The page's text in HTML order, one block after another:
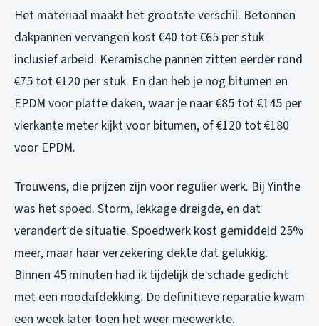
Het materiaal maakt het grootste verschil. Betonnen
dakpannen vervangen kost €40 tot €65 per stuk
inclusief arbeid. Keramische pannen zitten eerder rond
€75 tot €120 per stuk. En dan heb je nog bitumen en
EPDM voor platte daken, waar je naar €85 tot €145 per
vierkante meter kijkt voor bitumen, of €120 tot €180
voor EPDM.
Trouwens, die prijzen zijn voor regulier werk. Bij Yinthe
was het spoed. Storm, lekkage dreigde, en dat
verandert de situatie. Spoedwerk kost gemiddeld 25%
meer, maar haar verzekering dekte dat gelukkig.
Binnen 45 minuten had ik tijdelijk de schade gedicht
met een noodafdekking. De definitieve reparatie kwam
een week later toen het weer meewerkte.